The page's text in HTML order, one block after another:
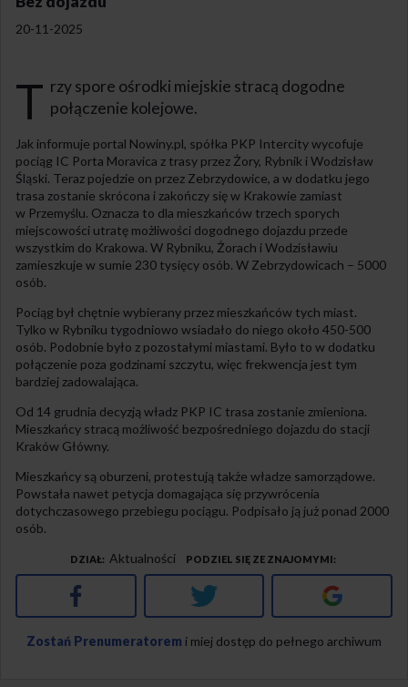
20-11-2025
T rzy spore ośrodki miejskie stracą dogodne
połączenie kolejowe.
Jak informuje portal Nowiny.pl, spółka PKP Intercity wycofuje
pociąg IC Porta Moravica z trasy przez Żory, Rybnik i Wodzisław
Śląski. Teraz pojedzie on przez Zebrzydowice, a w dodatku jego
trasa zostanie skrócona i zakończy się w Krakowie zamiast
w Przemyślu. Oznacza to dla mieszkańców trzech sporych
miejscowości utratę możliwości dogodnego dojazdu przede
wszystkim do Krakowa. W Rybniku, Żorach i Wodzisławiu
zamieszkuje w sumie 230 tysięcy osób. W Zebrzydowicach – 5000
osób.
Pociąg był chętnie wybierany przez mieszkańców tych miast.
Tylko w Rybniku tygodniowo wsiadało do niego około 450-500
osób. Podobnie było z pozostałymi miastami. Było to w dodatku
połączenie poza godzinami szczytu, więc frekwencja jest tym
bardziej zadowalająca.
Od 14 grudnia decyzją władz PKP IC trasa zostanie zmieniona.
Mieszkańcy stracą możliwość bezpośredniego dojazdu do stacji
Kraków Główny.
Mieszkańcy są oburzeni, protestują także władze samorządowe.
Powstała nawet petycja domagająca się przywrócenia
dotychczasowego przebiegu pociągu. Podpisało ją już ponad 2000
osób.
DZIAŁ Aktualności PODZIEL SIĘ ZE ZNAJOMYMI
Facebook Twitter Google+
Zostań Prenumeratorem i miej dostęp do pełnego archiwum